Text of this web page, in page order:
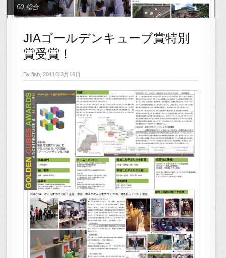
00:総合
JIAゴールデンキューブ賞特別
賞受賞！
By flab, 2011年3月16日